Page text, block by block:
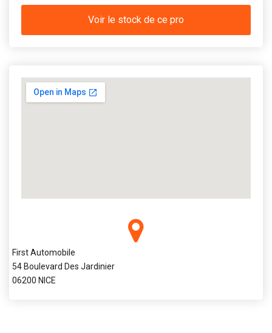
Voir le stock de ce pro
First Automobile
54 Boulevard Des Jardinier
06200 NICE